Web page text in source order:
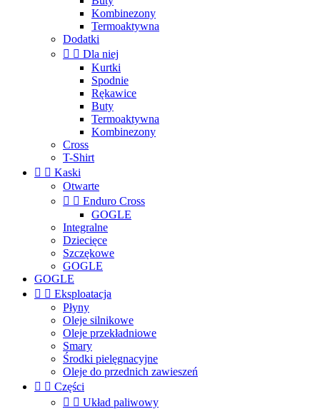
Kombinezony
Termoaktywna
Dodatki
  Dla niej
Kurtki
Spodnie
Rękawice
Buty
Termoaktywna
Kombinezony
Cross
T-Shirt
  Kaski
Otwarte
  Enduro Cross
GOGLE
Integralne
Dziecięce
Szczękowe
GOGLE
GOGLE
  Eksploatacja
Płyny
Oleje silnikowe
Oleje przekładniowe
Smary
Środki pielęgnacyjne
Oleje do przednich zawieszeń
  Części
  Układ paliwowy